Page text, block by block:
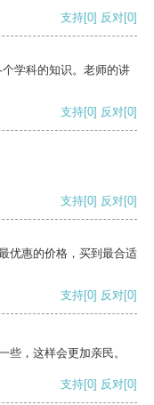
支持[0] 反对[0]
学科的知识。老师的讲
支持[0] 反对[0]
支持[0] 反对[0]
优惠的价格，买到最合适
支持[0] 反对[0]
些，这样会更加亲民。
支持[0] 反对[0]